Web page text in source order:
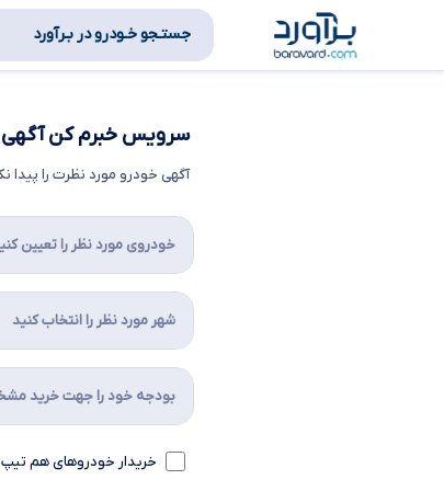
جستـجو خـودرو در بـرآورد
سرویس خبرم کن آگهی
آگهی خودرو مورد نظرت را
خریدار خودروهای هم